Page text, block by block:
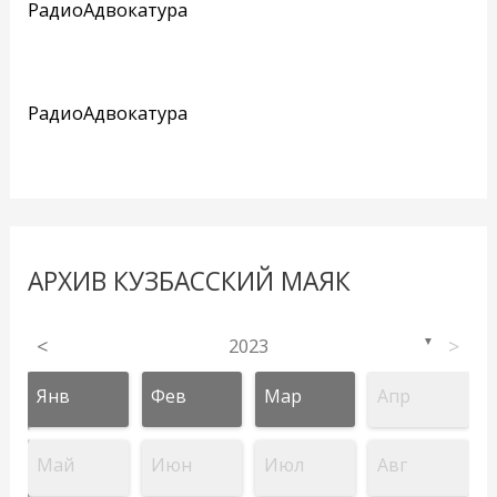
РадиоАдвокатура
РадиоАдвокатура
АРХИВ КУЗБАССКИЙ МАЯК
< 2023 ▼ >
Янв Фев Мар Апр
Май Июн Июл Авг